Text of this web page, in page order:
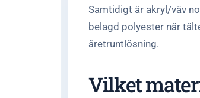
Samtidigt är akryl/väv
belagd polyester när
åretruntlösning.
Vilket